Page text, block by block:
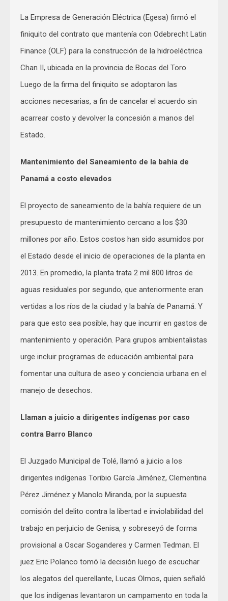
La Empresa de Generación Eléctrica (Egesa) firmó el
finiquito del contrato que mantenía con Odebrecht Latin
Finance (OLF) para la construcción de la hidroeléctrica
Chan II, ubicada en la provincia de Bocas del Toro.
Luego de la firma del finiquito se adoptaron las
acciones necesarias, a fin de cancelar el acuerdo sin
acarrear costo y devolver la concesión a manos del
Estado.
Mantenimiento del Saneamiento de la bahía de
Panamá a costo elevados
El proyecto de saneamiento de la bahía requiere de un
presupuesto de mantenimiento cercano a los $30
millones por año. Estos costos han sido asumidos por
el Estado desde el inicio de operaciones de la planta en
2013. En promedio, la planta trata 2 mil 800 litros de
aguas residuales por segundo, que anteriormente eran
vertidas a los ríos de la ciudad y la bahía de Panamá. Y
para que esto sea posible, hay que incurrir en gastos de
mantenimiento y operación. Para grupos ambientalistas
urge incluir programas de educación ambiental para
fomentar una cultura de aseo y conciencia urbana en el
manejo de desechos.
Llaman a juicio a dirigentes indígenas por caso
contra Barro Blanco
El Juzgado Municipal de Tolé, llamó a juicio a los
dirigentes indígenas Toribio García Jiménez, Clementina
Pérez Jiménez y Manolo Miranda, por la supuesta
comisión del delito contra la libertad e inviolabilidad del
trabajo en perjuicio de Genisa, y sobreseyó de forma
provisional a Oscar Soganderes y Carmen Tedman. El
juez Eric Polanco tomó la decisión luego de escuchar
los alegatos del querellante, Lucas Olmos, quien señaló
que los indígenas levantaron un campamento en toda la